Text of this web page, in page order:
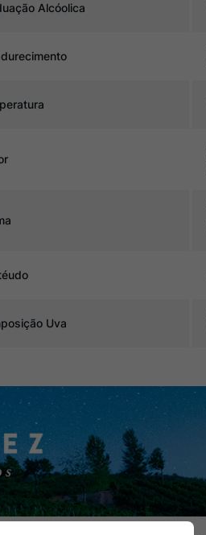
Alcóolica
Uva